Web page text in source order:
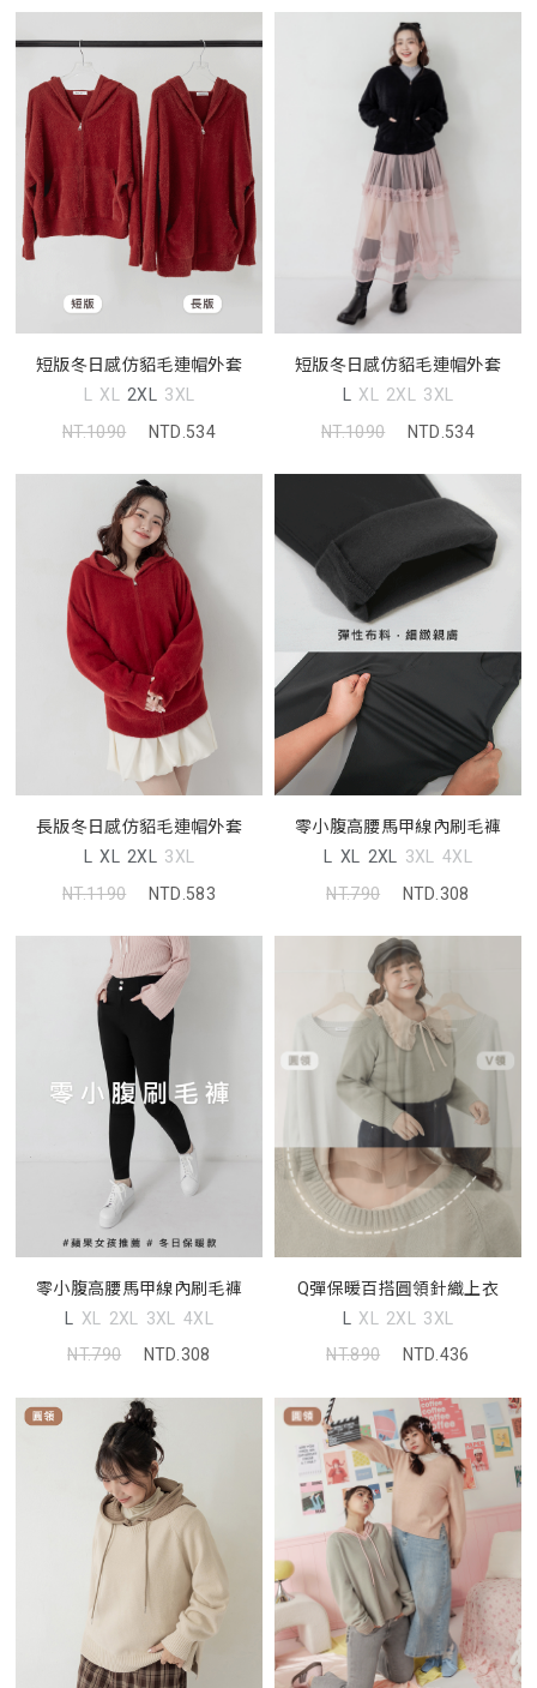
短版冬日感仿貂毛連帽外套
L XL 2XL 3XL
NT.1090
NTD.534
短版冬日感仿貂毛連帽外套
L XL 2XL 3XL
NT.1090
NTD.534
長版冬日感仿貂毛連帽外套
L XL 2XL 3XL
NT.1190
NTD.583
零小腹高腰馬甲線內刷毛褲
L XL 2XL 3XL 4XL
NT.790
NTD.308
零小腹高腰馬甲線內刷毛褲
L XL 2XL 3XL 4XL
NT.790
NTD.308
Q彈保暖百搭圓領針織上衣
L XL 2XL 3XL
NT.890
NTD.436